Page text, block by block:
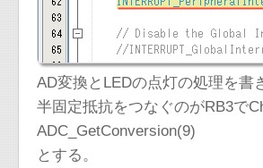
AD変換とLEDの点灯の処理を書
半固定抵抗をつなぐのがRB3で
ADC_GetConversion(9)
とする。